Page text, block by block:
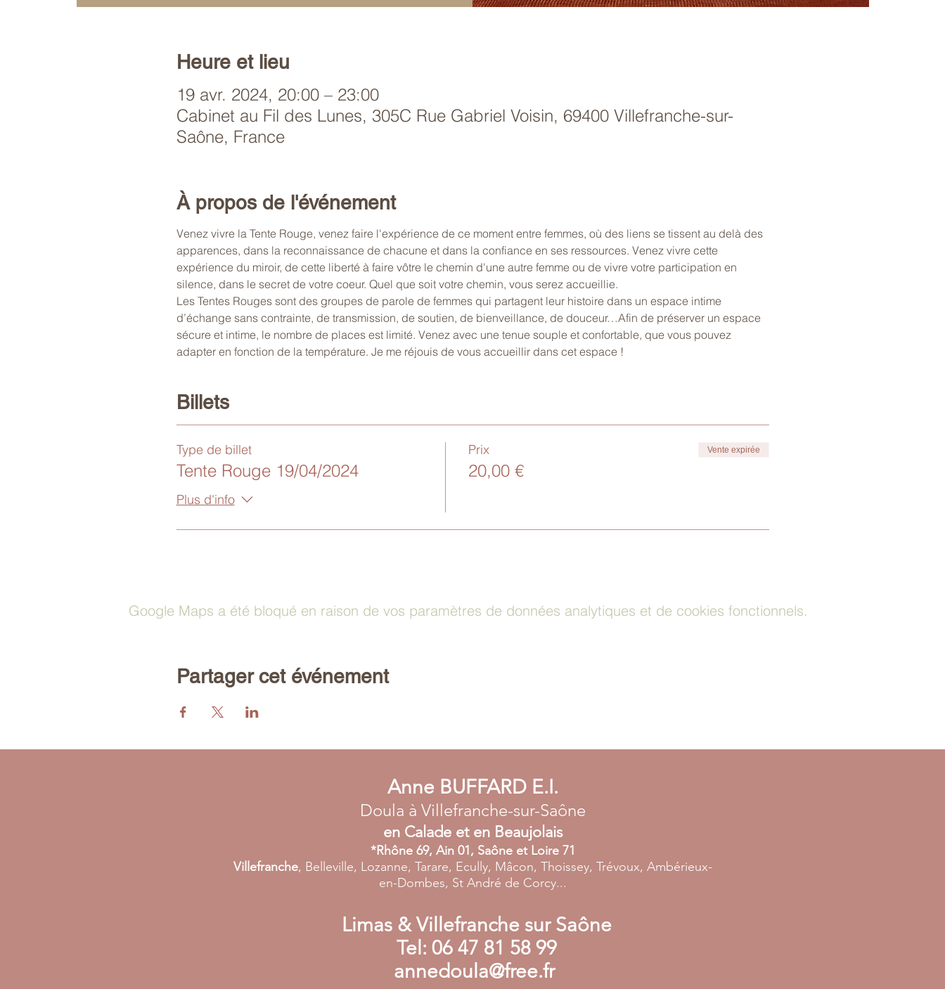
Heure et lieu
19 avr. 2024, 20:00 – 23:00
Cabinet au Fil des Lunes, 305C Rue Gabriel Voisin, 69400 Villefranche-sur-
Saône, France
À propos de l'événement
Venez vivre la Tente Rouge, venez faire l'expérience de ce moment entre femmes, où des liens se tissent au delà des
apparences, dans la reconnaissance de chacune et dans la confiance en ses ressources. Venez vivre cette
expérience du miroir, de cette liberté à faire vôtre le chemin d'une autre femme ou de vivre votre participation en
silence, dans le secret de votre coeur. Quel que soit votre chemin, vous serez accueillie.
Les Tentes Rouges sont des groupes de parole de femmes qui partagent leur histoire dans un espace intime
d’échange sans contrainte, de transmission, de soutien, de bienveillance, de douceur…Afin de préserver un espace
sécure et intime, le nombre de places est limité. Venez avec une tenue souple et confortable, que vous pouvez
adapter en fonction de la température. Je me réjouis de vous accueillir dans cet espace !
Billets
Type de billet
Tente Rouge 19/04/2024
Plus d'info
Prix
20,00 €
Vente expirée
Google Maps a été bloqué en raison de vos paramètres de données analytiques et de cookies fonctionnels.
Partager cet événement
Anne BUFFARD E.I.
Doula à Villefranche-sur-Saône
en Calade et en Beaujolais
*Rhône 69, Ain 01, Saône et Loire 71
Villefranche, Belleville, Lozanne, Tarare, Ecully, Mâcon, Thoissey, Trévoux, Ambérieux-
en-Dombes, St André de Corcy...
Limas & Villefranche sur Saône
Tel: 06 47 81 58 99
annedoula@free.fr​​